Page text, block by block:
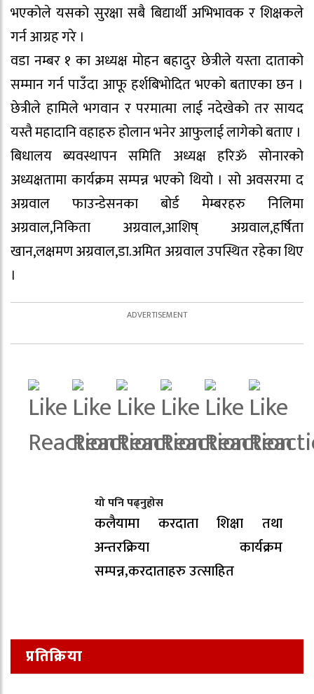
भएकोले यसको सुरक्षा सबै बिद्यार्थी अभिभावक र शिक्षकले
गर्न आग्रह गरे ।
वडा नम्बर १ का अध्यक्ष मोहन बहादुर छेत्रीले यस्ता दाताको
सम्मान गर्न पाउँदा आफू हर्शबिभोदित भएको बताएका छन ।
छेत्रीले हामिले भगवान र परमात्मा लाई नदेखेको तर सायद
यस्तै महादानि वहाहरु होलान भनेर आफुलाई लागेको बताए ।
बिधालय ब्यवस्थापन समिति अध्यक्ष हरिॐ सोनारको
अध्यक्षतामा कार्यक्रम सम्पन्न भएको थियो । सो अवसरमा द
अग्रवाल फाउन्डेसनका बोर्ड मेम्बरहरु निलिमा
अग्रवाल,निकिता अग्रवाल,आशिष् अग्रवाल,हर्षिता
खान,लक्षमण अग्रवाल,डा.अमित अग्रवाल उपस्थित रहेका थिए
।
यो पनि पढ्नुहोस
कलैयामा करदाता शिक्षा तथा
अन्तरक्रिया कार्यक्रम
सम्पन्न,करदाताहरु उत्साहित
प्रतिक्रिया